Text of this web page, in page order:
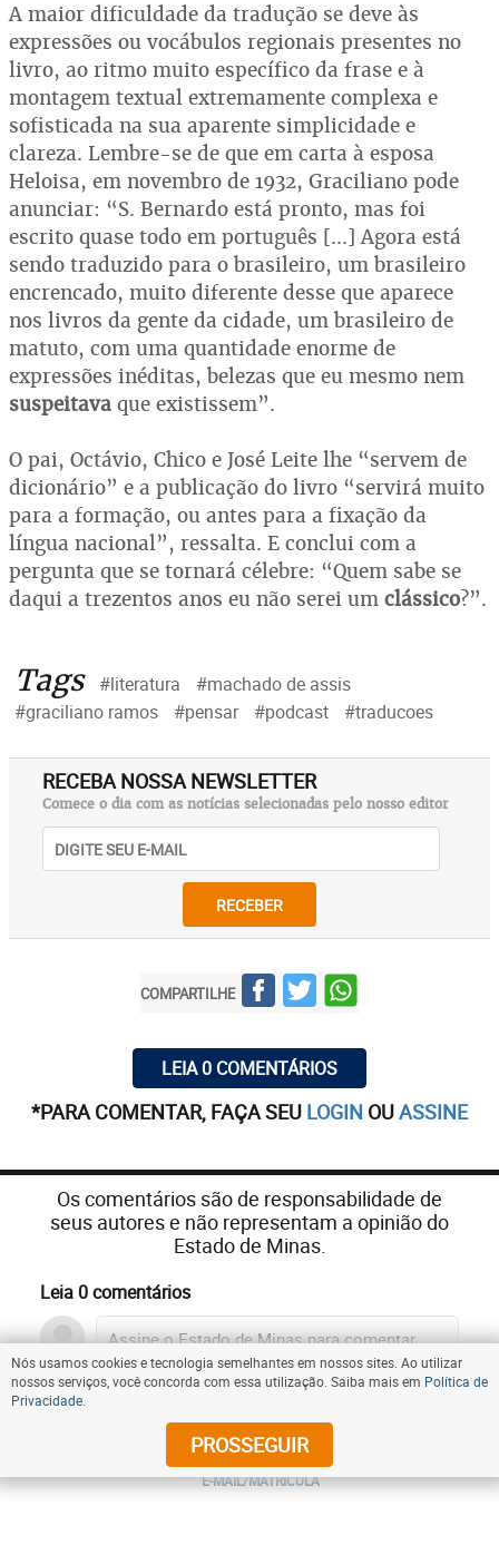
A maior dificuldade da tradução se deve às
expressões ou vocábulos regionais presentes no
livro, ao ritmo muito específico da frase e à
montagem textual extremamente complexa e
sofisticada na sua aparente simplicidade e
clareza. Lembre-se de que em carta à esposa
Heloisa, em novembro de 1932, Graciliano pode
anunciar: “S. Bernardo está pronto, mas foi
escrito quase todo em português [...] Agora está
sendo traduzido para o brasileiro, um brasileiro
encrencado, muito diferente desse que aparece
nos livros da gente da cidade, um brasileiro de
matuto, com uma quantidade enorme de
expressões inéditas, belezas que eu mesmo nem
suspeitava que existissem”.
O pai, Octávio, Chico e José Leite lhe “servem de
dicionário” e a publicação do livro “servirá muito
para a formação, ou antes para a fixação da
língua nacional”, ressalta. E conclui com a
pergunta que se tornará célebre: “Quem sabe se
daqui a trezentos anos eu não serei um clássico?”.
Tags #literatura
#machado de assis
#graciliano ramos
#pensar #podcast #traducoes
RECEBA NOSSA NEWSLETTER
Comece o dia com as notícias selecionadas pelo nosso editor
RECEBER
COMPARTILHE
LEIA 0 COMENTÁRIOS
*PARA COMENTAR, FAÇA SEU LOGIN OUASSINE
Os comentários são de responsabilidade de
seus autores e não representam a opinião do
Estado de Minas.
Leia 0 comentários
E-MAIL/MATRICULA
Nós usamos cookies e tecnologia semelhantes em nossos sites. Ao utilizar
nossos serviços, você concorda com essa utilização. Saiba mais em Política de
Privacidade
PROSSEGUIR